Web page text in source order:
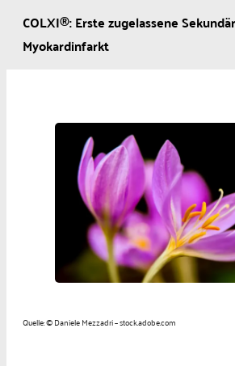
COLXI®: Erste zugelassene
Myokardinfarkt
Quelle: © Daniele Mezzadri – stock.adobe.com